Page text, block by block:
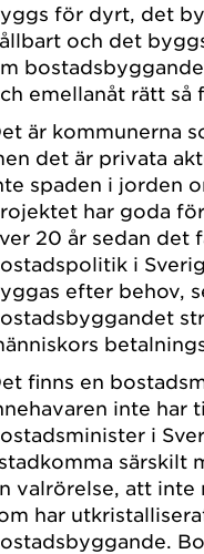
för dyrt, det
och det
emellanåt rätt så
är kommunerna
det är privata
spaden i jorden
har goda
20 år sedan det
i
efter behov,
finns en
inte har
i
särskilt
valrörelse, att
har